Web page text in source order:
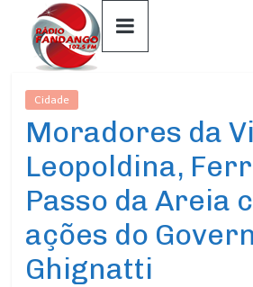
Cidade
Moradores da
Leopoldina,
Passo da Areia
ações do
Ghignatti